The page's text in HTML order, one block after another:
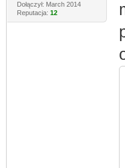
Dołączył: March 2014
Reputacja: 12